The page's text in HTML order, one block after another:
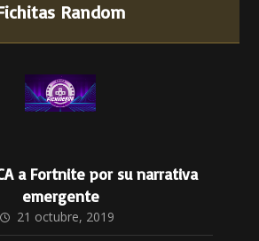
Random
a Fortnite por su narrativa
emergente
21 octubre, 2019